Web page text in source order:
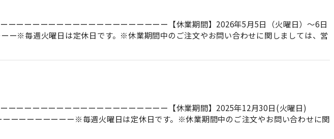
ーーーーーーーーーーーーーーーーーーーー【休業期間】2026年5月5日（火曜日）～6日
ー※毎週火曜日は定休日です。※休業期間中のご注文やお問い合わせに関しましては、営
ーーーーーーーーーーーーーーーーーーーー【休業期間】2025年12月30日(火曜日)
ーーーーーーーー※毎週火曜日は定休日です。※休業期間中のご注文やお問い合わせに関